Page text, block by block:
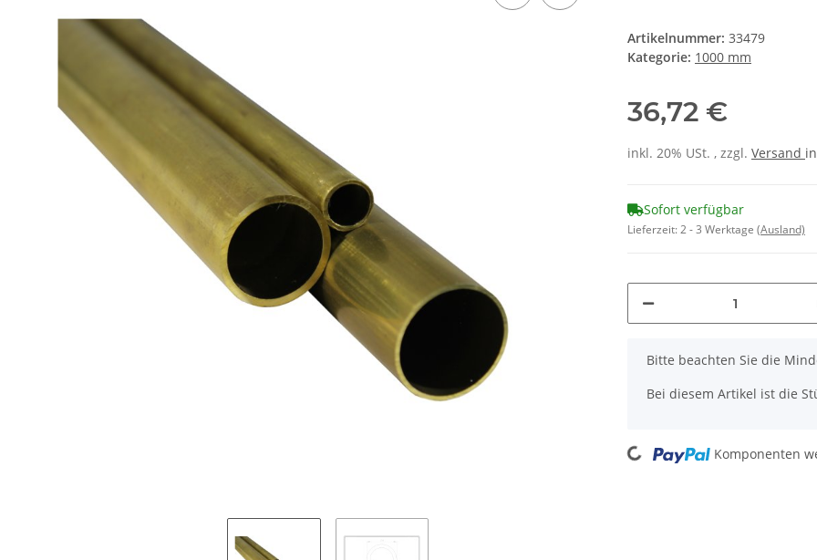
Artikelnummer: 33479
Kategorie: 1000 mm
36,72 €
inkl. 20% USt. , zzgl. Versand
Sofort verfügbar
Lieferzeit:2 - 3 Werktage (Ausland)
x
Bitte beachten Sie die
Bei diesem Artikel ist die
Loading... Komponenten